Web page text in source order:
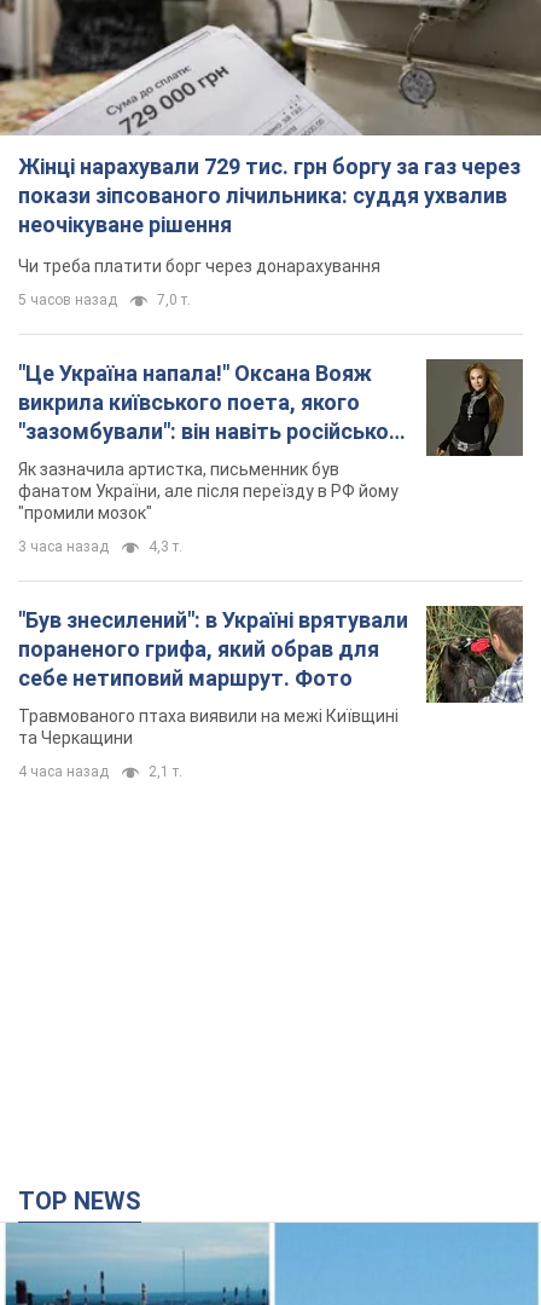
Жінці нарахували 729 тис. грн боргу за газ через
покази зіпсованого лічильника: суддя ухвалив
неочікуване рішення
Чи треба платити борг через донарахування
5 часов назад 7,0 т.
"Це Україна напала!" Оксана Вояж
викрила київського поета, якого
"зазомбували": він навіть російської
не знав, а тепер хоче геноциду
українців
Як зазначила артистка, письменник був
фанатом України, але після переїзду в РФ йому
"промили мозок"
3 часа назад 4,3 т.
"Був знесилений": в Україні врятували
пораненого грифа, який обрав для
себе нетиповий маршрут. Фото
Травмованого птаха виявили на межі Київщині
та Черкащини
4 часа назад 2,1 т.
TOP NEWS